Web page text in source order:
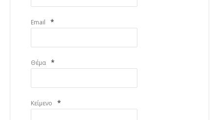
Email *
Θέμα *
Κείμενο *